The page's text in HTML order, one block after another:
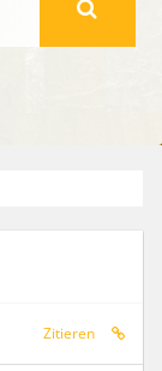
Zitieren